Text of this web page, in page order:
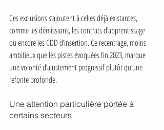
Ces exclusions s’ajoutent à celles déjà existantes,
comme les démissions, les contrats d’apprentissage
ou encore les CDD d’insertion. Ce recentrage, moins
ambitieux que les pistes évoquées fin 2023, marque
une volonté d’ajustement progressif plutôt qu’une
refonte profonde.
Une attention particulière portée à
certains secteurs